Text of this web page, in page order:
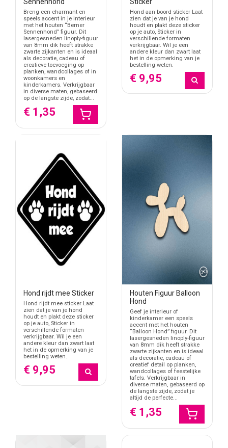
Breng een charmant en
speels accent in je interieur
met het houten “Berner
Sennenhond” figuur. Dit
lasergesneden linoply-figuur
van 8mm dik heeft strakke
zwarte zijkanten en is ideaal
als decoratie, cadeau of
creatieve toevoeging op
planken, wandcollages of in
woonkamers en
kinderkamers. Verkrijgbaar
in diverse maten, gebaseerd
op de langste zijde, zodat...
€ 1,35
Hond aan boord sticker Laat
zien dat je van je hond
houdt en plakt deze sticker
op je auto, Sticker in
verschillende formaten
verkrijgbaar. Wil je een
andere kleur dan zwart laat
het in de opmerking van je
bestelling weten.
€ 9,95
Hond rijdt mee Sticker
Hond rijdt mee sticker Laat
zien dat je van je hond
houdt en plakt deze sticker
op je auto, Sticker in
verschillende formaten
verkrijgbaar. Wil je een
andere kleur dan zwart laat
het in de opmerking van je
bestelling weten.
€ 9,95
Houten Figuur Balloon
Hond
Geef je interieur of
kinderkamer een speels
accent met het houten
“Balloon Hond” figuur. Dit
lasergesneden linoply-figuur
van 8mm dik heeft strakke
zwarte zijkanten en is ideaal
als decoratie, cadeau of
creatief detail op planken,
wandcollages of feestelijke
tafels. Verkrijgbaar in
diverse maten, gebaseerd op
de langste zijde, zodat je
altijd de perfecte...
€ 1,35